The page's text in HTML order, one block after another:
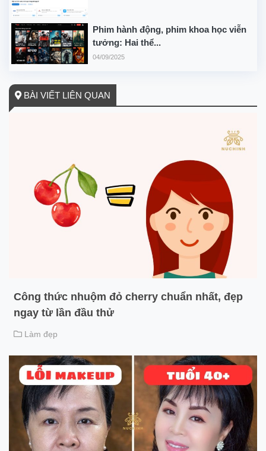
Phim hành động, phim khoa học viễn
tưởng: Hai thể...
04/09/2025
BÀI VIẾT LIÊN QUAN
Công thức nhuộm đỏ cherry chuẩn nhất, đẹp
ngay từ lần đầu thử
Làm đẹp